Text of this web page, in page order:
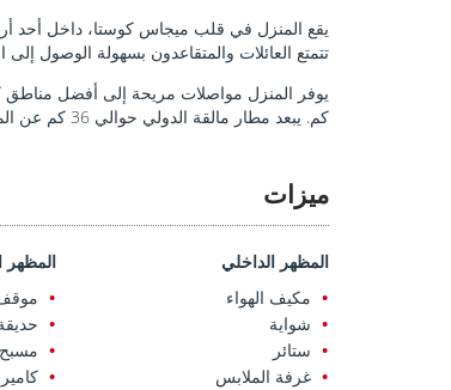
يقع المنزل في قلب ميجاس كوستا، داخل أحد
تتمتع العائلات والمتقاعدون بسهولة الوصول
كم. يبعد مطار مالقة الدولي حوالي 36 كم عن المنزل، مما يوفر سهولة الوصول إلى المدن الأوروبية الرئيسية.
ميزات
المظهر الداخلي
مكيف الهواء
شواية
ستائر
غرفة الملابس
المظهر